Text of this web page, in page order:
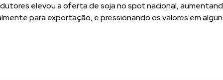
elevou a oferta de soja no spot nacional,
para exportação, e pressionando os valores em